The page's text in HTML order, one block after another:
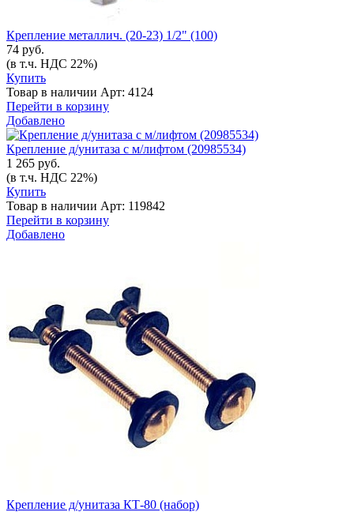
Крепление металлич. (20-23) 1/2" (100)
74 руб.
(в т.ч. НДС 22%)
Купить
Товар в наличии Арт: 4124
Перейти в корзину
Добавлено
Крепление д/унитаза с м/лифтом (20985534)
1 265 руб.
(в т.ч. НДС 22%)
Купить
Товар в наличии Арт: 119842
Перейти в корзину
Добавлено
Крепление д/унитаза КТ-80 (набор)